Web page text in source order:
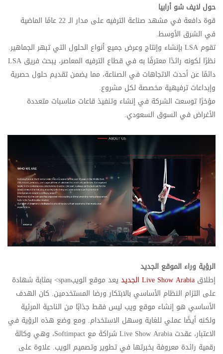
حول لايف شو أرابيا
قوة دافعة في مشهد صناعة الترفيه على مدار الـ 22 عامًا الماضية
في الشرق الأوسط.
تقوم LSA بإنشاء وإنتاج وعرض جميع أنواع الحلول التي تبهر الجماهير.
نظرًا لكونه رائدًا معترفًا به في قطاع الترفيه المعاصر، يبحث فريق LSA
دائمًا عن أحدث الاتجاهات في الصناعة، مما يضمن تقديم حلول حصرية
وإبداعات ترفيهية مخصصة لكل مشروع.
مؤخرًا توسعت الشركة في إنشاء وتنفيذ قاعات مناسبات متعددة
الأغراض في السوق السعودي.
الرؤية وراء الموقع الجديد
إطلاق Live Show Arabia الجديد يعد موقع الويبspan>
بمثابة شهادة
على التزام النظام الأساسي بالابتكار ورضا المستخدمين. كان الهدف
الأساسي هو إنشاء موقع ويب ليس فقط جذابًا من الناحية المرئية
ولكنه أيضًا عملي للغاية وسهل الاستخدام. ومع وضع هذه الرؤية في
الاعتبار، عقدت Live Show Arabia شراكة مع Softimpact، وهي وكالة
رقمية رائدة معروفة بخبرتها في تطوير وتصميم الويب. علاوة على